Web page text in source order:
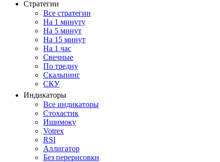
Стратегии
Все стратегии
На 1 минуту
На 5 минут
На 15 минут
На 1 час
Свечные
По тредну
Скальпинг
СКУ
Индикаторы
Все индикаторы
Стохастик
Ишимоку
Votrex
RSI
Аллигатор
Без перерисовки